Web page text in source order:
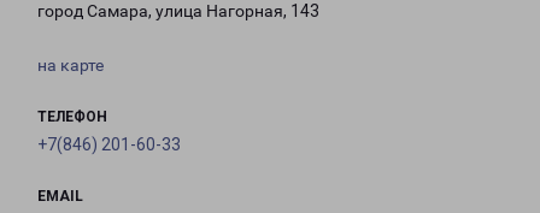
город Самара, улица Нагорная, 143
на карте
ТЕЛЕФОН
+7(846) 201-60-33
EMAIL